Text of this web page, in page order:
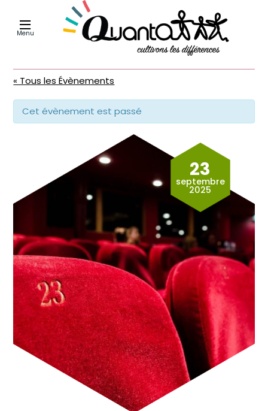
Menu
« Tous les Évènements
Cet évènement est passé
23
septembre
2025